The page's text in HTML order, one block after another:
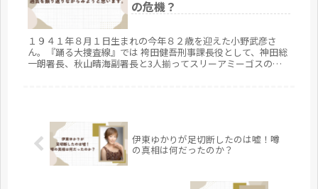
の危機？
１９４１年８月１日生まれの今年８２歳を迎えた小野武彦さ
ん。『踊る大捜査線』では 袴田健吾刑事課長役として、神田総
一朗署長、秋山晴海副署長と3人揃ってスリーアミーゴスの愛
伊東ゆかりが足切断したのは嘘！噂
の真相は何だったのか？